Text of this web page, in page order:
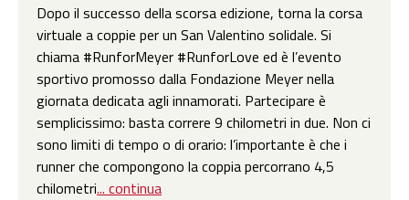
Dopo il successo della scorsa edizione, torna la corsa
virtuale a coppie per un San Valentino solidale. Si
chiama #RunforMeyer #RunforLove ed è l’evento
sportivo promosso dalla Fondazione Meyer nella
giornata dedicata agli innamorati. Partecipare è
semplicissimo: basta correre 9 chilometri in due. Non ci
sono limiti di tempo o di orario: l’importante è che i
runner che compongono la coppia percorrano 4,5
chilometri... continua